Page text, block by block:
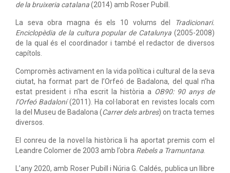
de la bruixeria catalana(2014) amb Roser Pubill.
La seva obra magna és els 10 volums del
Tradicionari.
Enciclopèdia de la cultura popular de Catalunya (2005-2008)
de la qual és el coordinador i també el redactor de diversos
capítols.
Compromès activament en la vida política i cultural de la seva
ciutat, ha format part de l’Orfeó de Badalona, del qual n’ha
estat president i n’ha escrit la història a OB90: 90 anys de
l’Orfeó Badaloní(2011). Ha col·laborat en revistes locals com
la del Museu de Badalona (Carrer dels arbres) on tracta temes
diversos.
El conreu de la novel·la històrica li ha aportat premis com el
Leandre Colomer de 2003 amb l’obra Rebels a Tramuntana
L’any 2020, amb Roser Pubill i Núria G. Caldés, publica un llibre